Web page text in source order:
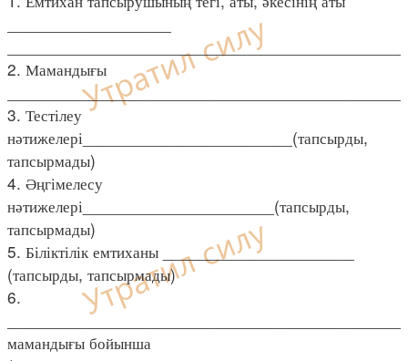
2. Мамандығы
3. Тестілеу
нәтижелері_______________________(тапсырды,
тапсырмады)
4. Әңгімелесу
нәтижелері_____________________(тапсырды,
тапсырмады)
5. Біліктілік емтиханы _____________________
(тапсырды, тапсырмады)
6.
____________________________________________
мамандығы бойынша